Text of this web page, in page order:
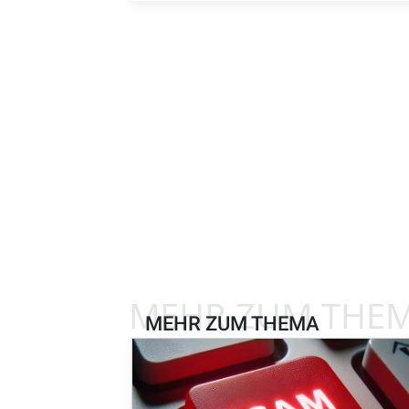
MEHR ZUM THEMA
MEHR ZUM